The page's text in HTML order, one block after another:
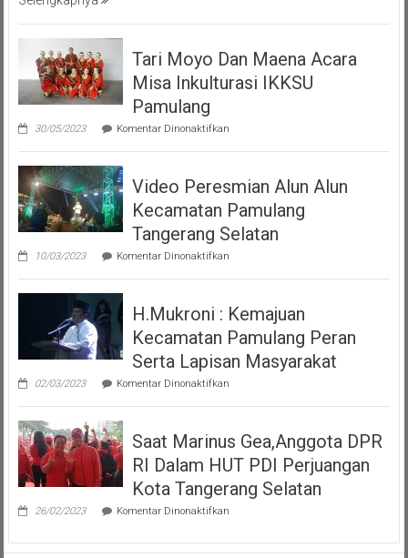
Tari Moyo Dan Maena Acara
Misa Inkulturasi IKKSU
Pamulang
30/05/2023 Komentar Dinonaktifkanpada
Moyo
Maena
Misa
Inkulturasi
IKKSU
Pamulang
Video Peresmian Alun Alun
Kecamatan Pamulang
Tangerang Selatan
10/03/2023 Komentar Dinonaktifkanpada
Peresmian
Alun
Kecamatan
Pamulang
Tangerang
Selatan
H.Mukroni : Kemajuan
Kecamatan Pamulang Peran
Serta Lapisan Masyarakat
02/03/2023 Komentar Dinonaktifkanpada
:
Kecamatan
Pamulang
Peran
Lapisan
Masyarakat
Saat Marinus Gea,Anggota DPR
RI Dalam HUT PDI Perjuangan
Kota Tangerang Selatan
26/02/2023 Komentar Dinonaktifkanpada
Gea,Anggota